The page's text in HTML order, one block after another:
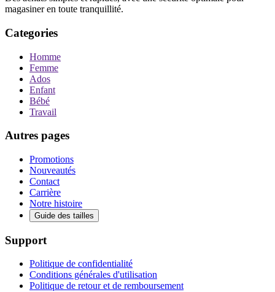
magasiner en toute tranquillité.
Categories
Homme
Femme
Ados
Enfant
Bébé
Travail
Autres pages
Promotions
Nouveautés
Contact
Carrière
Notre histoire
Guide des tailles
Support
Politique de confidentialité
Conditions générales d'utilisation
Politique de retour et de remboursement